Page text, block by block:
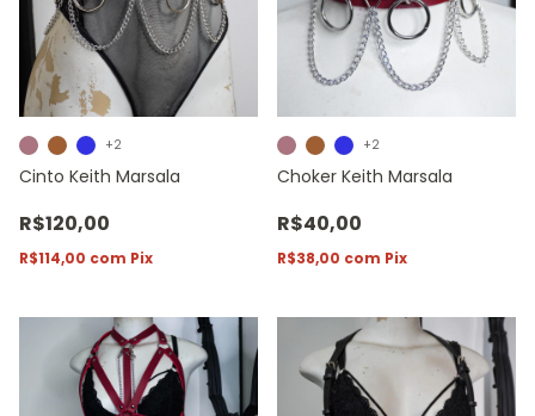
Cinto Keith Marsala
R$120,00
R$114,00 com Pix
+2
Choker Keith Marsala
R$40,00
R$38,00 com Pix
+2